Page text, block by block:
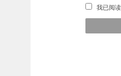
我已阅读